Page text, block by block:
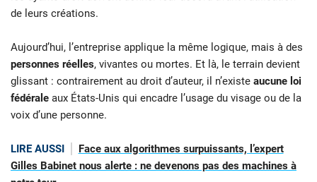
de leurs créations.
Aujourd’hui, l’entreprise applique la même logique, mais à des
personnes réelles, vivantes ou mortes. Et là, le terrain devient
glissant : contrairement au droit d’auteur, il n’existe aucune loi
fédérale aux États-Unis qui encadre l’usage du visage ou de la
voix d’une personne.
LIRE AUSSI
Face aux algorithmes surpuissants, l’expert
Gilles Babinet nous alerte : ne devenons pas des machines à